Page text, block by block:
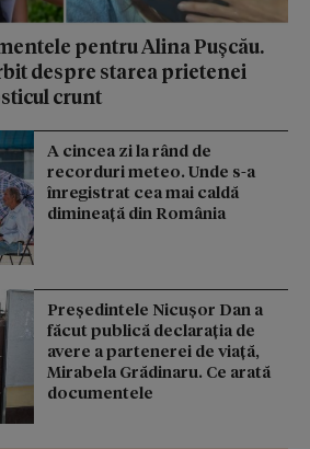
pentru Alina Pușcău.
despre starea prietenei
crunt
A cincea zi la rând de
recorduri meteo. Unde s-a
înregistrat cea mai caldă
dimineață din România
Președintele Nicușor Dan a
făcut publică declarația de
avere a partenerei de viață,
Mirabela Grădinaru. Ce arată
documentele